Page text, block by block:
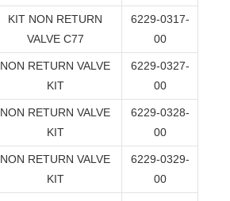
KIT NON RETURN
VALVE C77
6229-0317-
00
NON RETURN VALVE
KIT
6229-0327-
00
NON RETURN VALVE
KIT
6229-0328-
00
NON RETURN VALVE
KIT
6229-0329-
00